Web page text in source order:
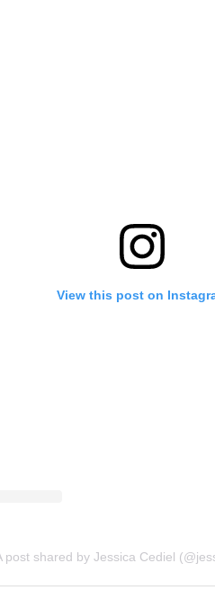
View this post on
post shared by Jessica Cediel